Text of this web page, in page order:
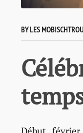
BY LES